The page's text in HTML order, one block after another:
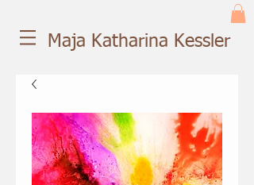
Maja Katharina Kessler